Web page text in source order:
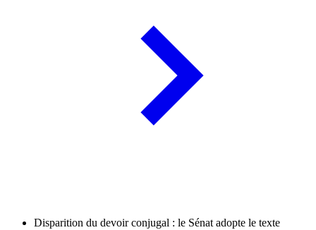
Disparition du devoir conjugal : le Sénat adopte le texte